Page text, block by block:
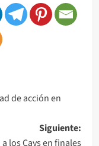
de acción en
Siguiente:
los Cavs en finales